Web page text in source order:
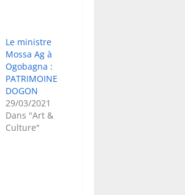
Le ministre
Mossa Ag à
Ogobagna :
PATRIMOINE
DOGON
29/03/2021
Dans "Art &
Culture"